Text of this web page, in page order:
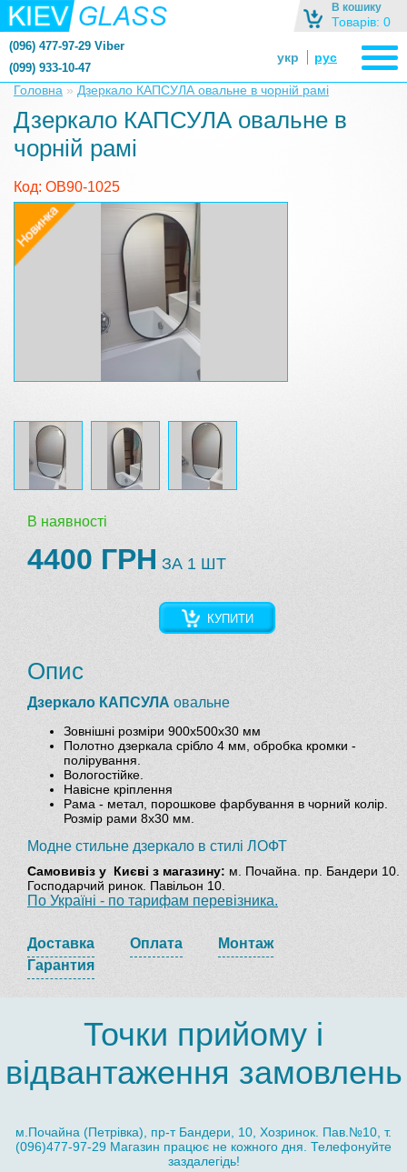
В кошику
Товарів: 0
(096) 477-97-29 Viber
(099) 933-10-47
zerkalonazakaz@gmail.com
укр рус
Головна » Дзеркало КАПСУЛА овальне в чорній рамі
Дзеркало КАПСУЛА овальне в
чорній рамі
Код: OB90-1025
В наявності
4400 ГРН ЗА 1 ШТ
КУПИТИ
Опис
Дзеркало КАПСУЛА овальне
Зовнішні розміри 900х500х30 мм
Полотно дзеркала срібло 4 мм, обробка кромки -
полірування.
Вологостійке.
Навісне кріплення
Рама - метал, порошкове фарбування в чорний колір.
Розмір рами 8х30 мм.
Модне стильне дзеркало в стилі ЛОФТ
Самовивіз у Києві з магазину: м. Почайна. пр. Бандери 10.
Господарчий ринок. Павільон 10.
По Україні - по тарифам перевізника.
Доставка Оплата
Монтаж
Гарантия
Точки прийому і
відвантаження замовлень
м.Почайна (Петрівка), пр-т Бандери, 10, Хозринок. Пав.№10, т.
(096)477-97-29 Магазин працює не кожного дня. Телефонуйте
заздалегідь!